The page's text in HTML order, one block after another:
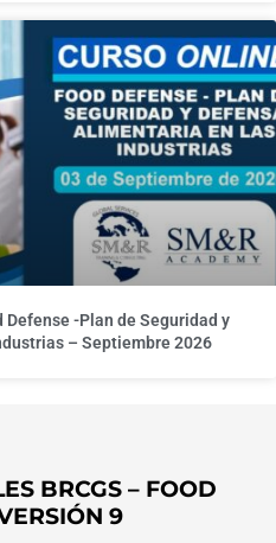
Defense -Plan de Seguridad y
– Septiembre 2026
BRCGS – FOOD
9